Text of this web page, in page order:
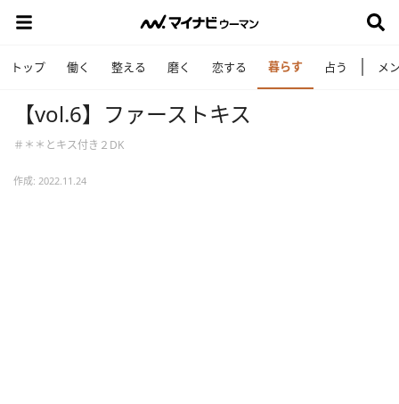
トップ 働く 整える 磨く 恋する 暮らす 占う メ
【vol.6】ファーストキス
＃＊＊とキス付き２DK
作成: 2022.11.24